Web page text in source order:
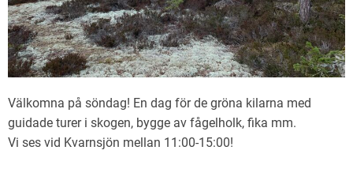
Välkomna på söndag! En dag för de gröna kilarna med
guidade turer i skogen, bygge av fågelholk, fika mm.
Vi ses vid Kvarnsjön mellan 11:00-15:00!